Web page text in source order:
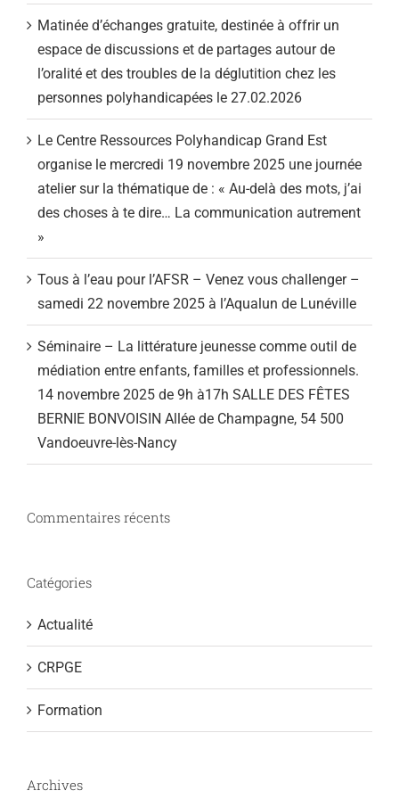
Matinée d’échanges gratuite, destinée à offrir un
espace de discussions et de partages autour de
l’oralité et des troubles de la déglutition chez les
personnes polyhandicapées le 27.02.2026
Le Centre Ressources Polyhandicap Grand Est
organise le mercredi 19 novembre 2025 une journée
atelier sur la thématique de : « Au-delà des mots, j’ai
des choses à te dire… La communication autrement
»
Tous à l’eau pour l’AFSR – Venez vous challenger –
samedi 22 novembre 2025 à l’Aqualun de Lunéville
Séminaire – La littérature jeunesse comme outil de
médiation entre enfants, familles et professionnels.
14 novembre 2025 de 9h à17h SALLE DES FÊTES
BERNIE BONVOISIN Allée de Champagne, 54 500
Vandoeuvre-lès-Nancy
Commentaires récents
Catégories
Actualité
CRPGE
Formation
Archives